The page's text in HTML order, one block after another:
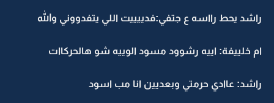
راشد يحط رااسه ع جتفي:فدييييت اللي يتفدووني والله
ام خلييفة: اييه رشوود مسود الوييه شو هالحركاات
راشد: عاادي حرمتي وبعديين انا مب اسود